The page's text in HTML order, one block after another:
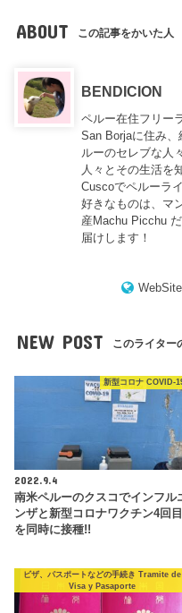
ABOUT この記事をかいた人
BENDICION
ペルー在住フリー
San Borjaに住み
ルーのセレブな人
人々とその生活を
Cuscoでペルーラ
好きなものは、マ
産Machu Picchu
届けします！
WebSite
NEW POST このライター
新型コロナ COVID-
2022.9.4
南米ペルーのクスコでインフル
ンザと新型コロナワクチン4回目
を同時に接種!!
ビザ、パスポートなどの手続き Tramite de
Visa y Pasaporte